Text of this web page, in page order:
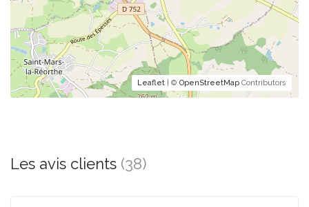
Leaflet | © OpenStreetMap Contributors
Les avis clients (38)